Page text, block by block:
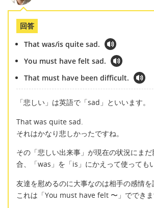
回答
That was/is quite sad.
You must have felt sad.
That must have been difficult.
「悲しい」は英語で「sad」といいます。
That was quite sad.
それはかなり悲しかったですね。
その「悲しい出来事」が現在の状況にま
合、「was」を「is」にかえって使っても
友達を慰めるのに大事なのは相手の感情を
これは「You must have felt 〜」でできま